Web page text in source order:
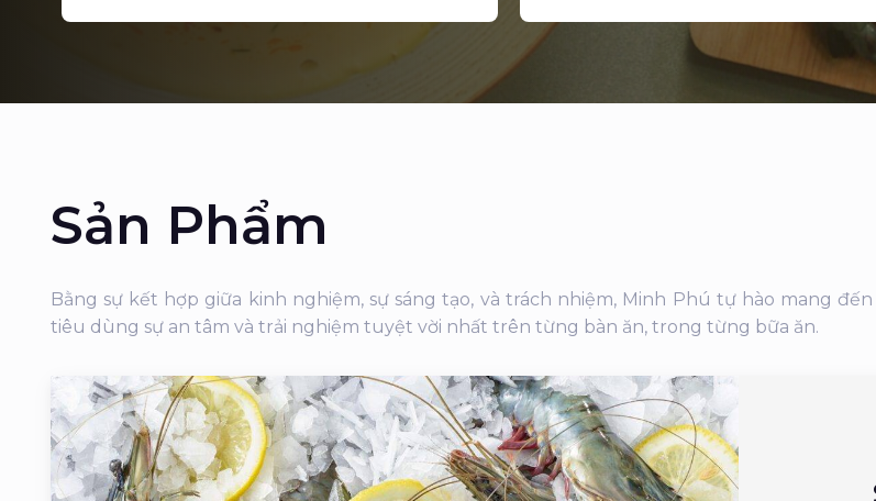
Sản Phẩm
Bằng sự kết hợp giữa kinh nghiệm, sự sáng tạo, và trách nhiệm, Minh Phú tự hào mang
tiêu dùng sự an tâm và trải nghiệm tuyệt vời nhất trên từng bàn ăn, trong từng bữa ăn.